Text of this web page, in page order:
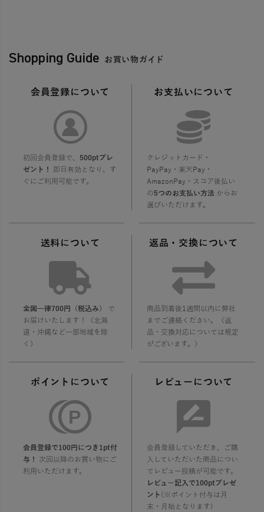
Shopping Guide お買い物ガイド
会員登録について
初回会員登録で、 500ptプレ
ゼント！
即日有効となり、す
ぐにご利用可能です。
お支払いについて
クレジットカード・
PayPay・楽天Pay・
AmazonPay・スコア後払い
の5つのお支払い方法からお
選びいただけます。
送料について
全国一律700円（税込み）
で
お届けいたします！（北海
道・沖縄など一部地域を除
く）
返品・交換について
商品到着後1週間以内に弊社
までご連絡ください。（返
品・交換対応については規定
がございます。）
ポイントについて
会員登録で100円につき1pt付
与！
次回以降のお買い物にご
利用いただけます。
レビューについて
会員登録していただき、ご購
入していただいた商品につい
てレビュー投稿が可能です。
レビュー記入で100ptプレゼ
ント (※ポイント付与は月
末・月始となります)